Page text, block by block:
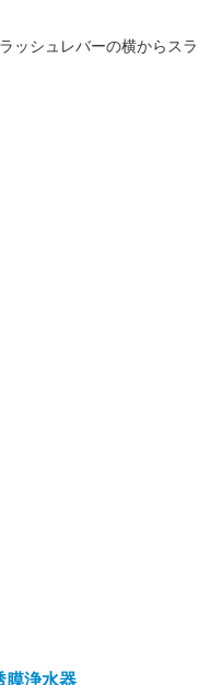
ッシュレバーの横からスラ
膜浄水器